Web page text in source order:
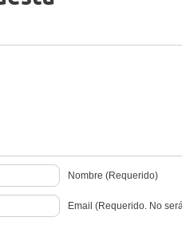
Nombre (Requerido)
Email (Requerido. No